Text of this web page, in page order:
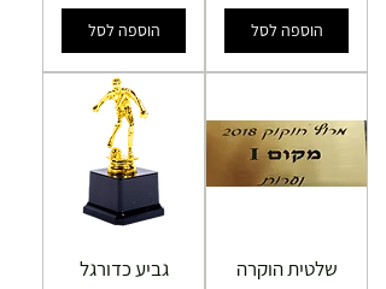
הוספה לסל הוספה לסל
שלטית הוקרה
גביע כדורגל